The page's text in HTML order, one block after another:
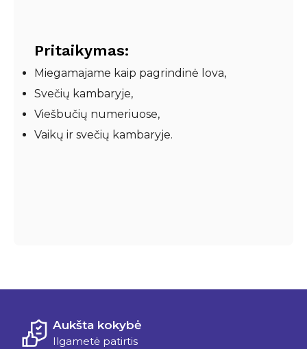
Pritaikymas:
Miegamajame kaip pagrindinė lova,
Svečių kambaryje,
Viešbučių numeriuose,
Vaikų ir svečių kambaryje.
Aukšta kokybė
Ilgametė patirtis